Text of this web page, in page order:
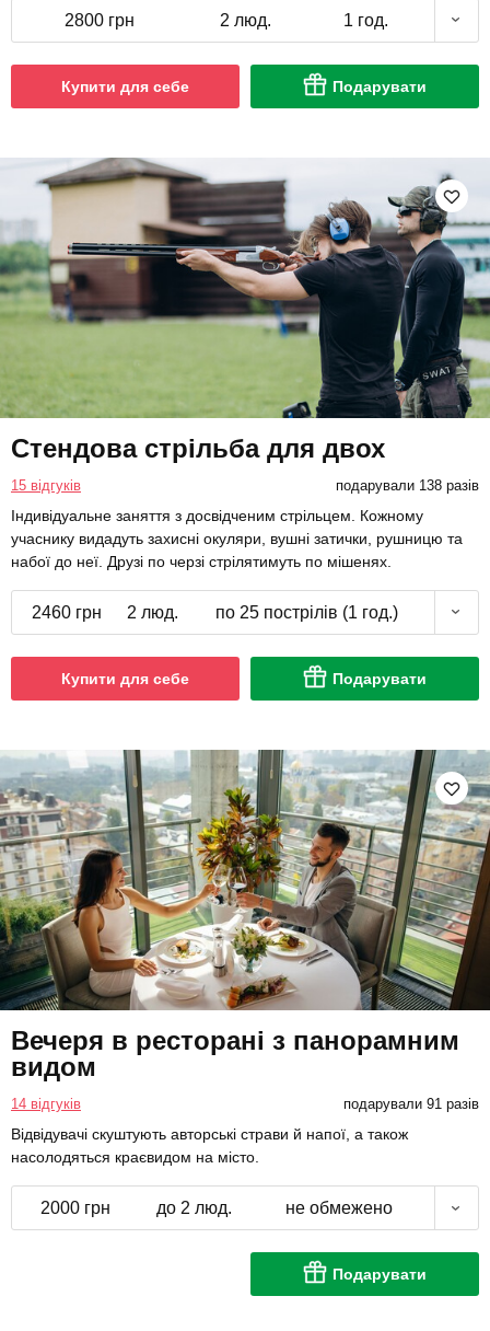
2800 грн 2 люд. 1 год.
Купити для себе Подарувати
Стендова стрільба для двох
15 відгуків подарували 138 разів
Індивідуальне заняття з досвідченим стрільцем. Кожному
учаснику видадуть захисні окуляри, вушні затички, рушницю та
набої до неї. Друзі по черзі стрілятимуть по мішенях.
2460 грн 2 люд. по 25 пострілів (1 год.)
Купити для себе Подарувати
Вечеря в ресторані з панорамним
видом
14 відгуків подарували 91 разів
Відвідувачі скуштують авторські страви й напої, а також
насолодяться краєвидом на місто.
2000 грн до 2 люд. не обмежено
Подарувати